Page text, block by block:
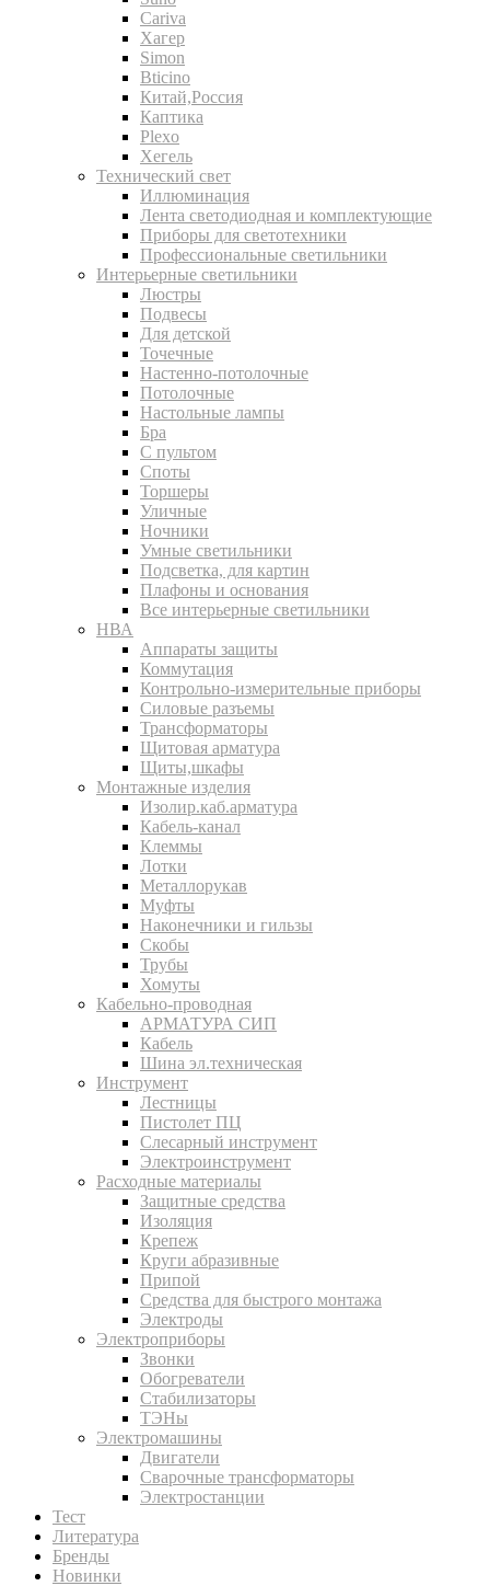
Cariva
Хагер
Simon
Bticino
Китай,Россия
Каптика
Plexo
Хегель
Технический свет
Иллюминация
Лента светодиодная и комплектующие
Приборы для светотехники
Профессиональные светильники
Интерьерные светильники
Люстры
Подвесы
Для детской
Точечные
Настенно-потолочные
Потолочные
Настольные лампы
Бра
С пультом
Споты
Торшеры
Уличные
Ночники
Умные светильники
Подсветка, для картин
Плафоны и основания
Все интерьерные светильники
НВА
Аппараты защиты
Коммутация
Контрольно-измерительные приборы
Силовые разъемы
Трансформаторы
Щитовая арматура
Щиты,шкафы
Монтажные изделия
Изолир.каб.арматура
Кабель-канал
Клеммы
Лотки
Металлорукав
Муфты
Наконечники и гильзы
Скобы
Трубы
Хомуты
Кабельно-проводная
АРМАТУРА СИП
Кабель
Шина эл.техническая
Инструмент
Лестницы
Пистолет ПЦ
Слесарный инструмент
Электроинструмент
Расходные материалы
Защитные средства
Изоляция
Крепеж
Круги абразивные
Припой
Средства для быстрого монтажа
Электроды
Электроприборы
Звонки
Обогреватели
Стабилизаторы
ТЭНы
Электромашины
Двигатели
Сварочные трансформаторы
Электростанции
Тест
Литература
Бренды
Новинки